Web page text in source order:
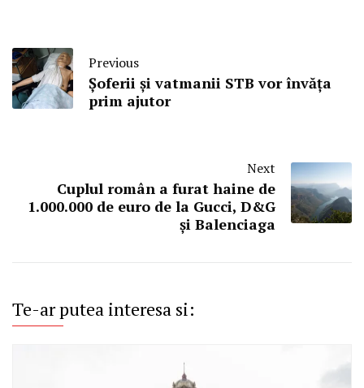
Previous
Șoferii și vatmanii STB vor învăța
prim ajutor
Next
Cuplul român a furat haine de
1.000.000 de euro de la Gucci, D&G
şi Balenciaga
Te-ar putea interesa si: